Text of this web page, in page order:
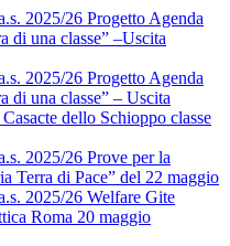
2025/26 Progetto Agenda
di una classe” –Uscita
2025/26 Progetto Agenda
di una classe” – Uscita
dello Schioppo classe
2025/26 Prove per la
Terra di Pace” del 22 maggio
2025/26 Welfare Gite
Roma 20 maggio